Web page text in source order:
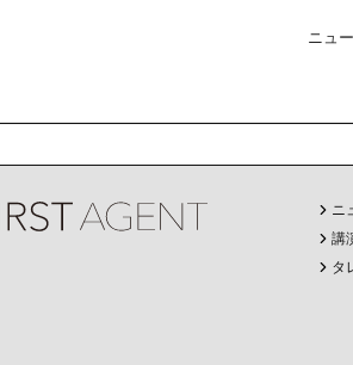
ニュ
ニ
講
タ